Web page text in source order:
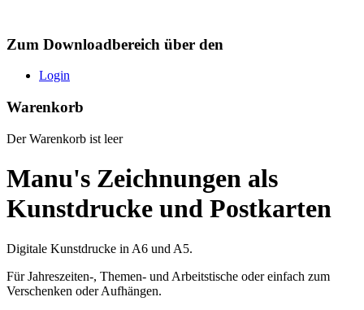
Zum Downloadbereich über den
Login
Warenkorb
Der Warenkorb ist leer
Manu's Zeichnungen als
Kunstdrucke und Postkarten
Digitale Kunstdrucke in A6 und A5.
Für Jahreszeiten-, Themen- und Arbeitstische oder einfach zum
Verschenken oder Aufhängen.